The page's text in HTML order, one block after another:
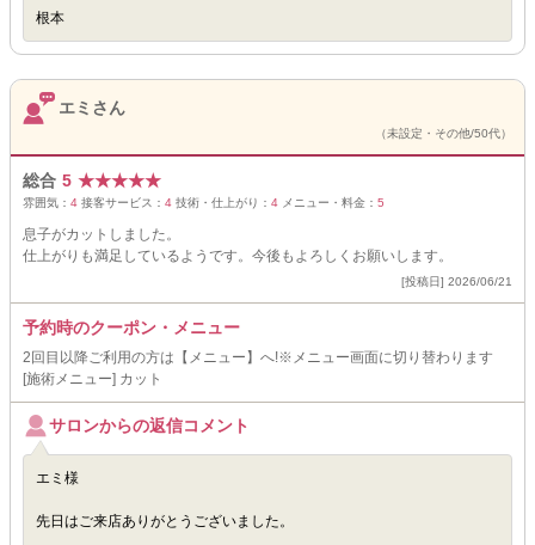
根本
エミさん
（未設定・その他/50代）
総合 5 ★★★★★
雰囲気： 4 接客サービス： 4 技術・仕上がり： 4 メニュー・料金： 5
息子がカットしました。
仕上がりも満足しているようです。今後もよろしくお願いします。
[投稿日] 2026/06/21
予約時のクーポン・メニュー
2回目以降ご利用の方は【メニュー】へ!※メニュー画面に切り替わります
[施術メニュー] カット
サロンからの返信コメント
エミ様
先日はご来店ありがとうございました。